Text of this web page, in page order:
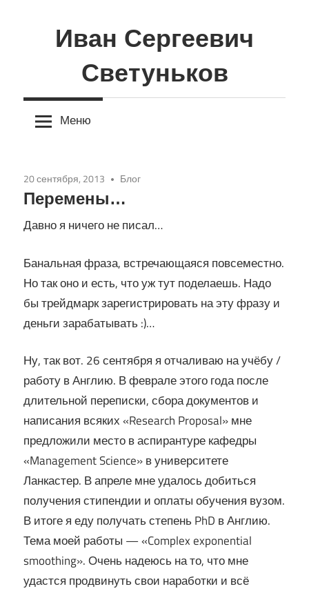
содержимому
Иван Сергеевич
Светуньков
Меню
20 сентября, 2013 Блог
Перемены…
Давно я ничего не писал…
Банальная фраза, встречающаяся повсеместно.
Но так оно и есть, что уж тут поделаешь. Надо
бы трейдмарк зарегистрировать на эту фразу и
деньги зарабатывать :)…
Ну, так вот. 26 сентября я отчаливаю на учёбу /
работу в Англию. В феврале этого года после
длительной переписки, сбора документов и
написания всяких «Research Proposal» мне
предложили место в аспирантуре кафедры
«Management Science» в университете
Ланкастер. В апреле мне удалось добиться
получения стипендии и оплаты обучения вузом.
В итоге я еду получать степень PhD в Англию.
Тема моей работы — «Complex exponential
smoothing». Очень надеюсь на то, что мне
удастся продвинуть свои наработки и всё